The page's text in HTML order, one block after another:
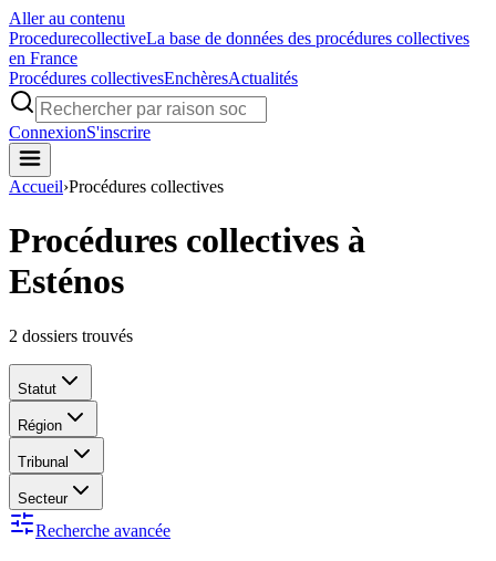
Aller au contenu
ProcedurecollectiveLa base de données des procédures collectives
en France
Procédures collectivesEnchèresActualités
ConnexionS'inscrire
Accueil›Procédures collectives
Procédures collectives à
Esténos
2 dossiers trouvés
Statut
Région
Tribunal
Secteur
Recherche avancée